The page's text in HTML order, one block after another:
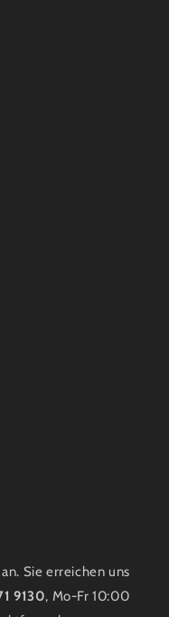
Sie erreichen uns
9130, Mo-Fr 10:00